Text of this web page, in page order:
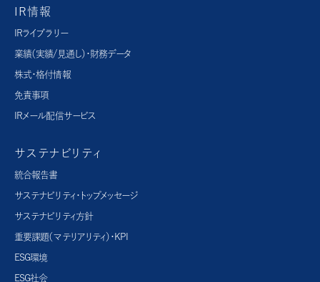
IR情報
IRライブラリー
業績（実績/見通し）・財務データ
株式・格付情報
免責事項
IRメール配信サービス
サステナビリティ
統合報告書
サステナビリティ・トップメッセージ
サステナビリティ方針
重要課題（マテリアリティ）・KPI
ESG環境
ESG社会